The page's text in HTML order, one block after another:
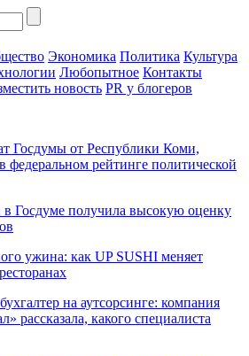
Экономика Политика Культура
Любопытное Контакты
новость PR у блогеров
Госдумы от Республики Коми,
федеральном рейтинге политической
Госдуме получила высокую оценку
ужина: как UP SUSHI меняет
на аутсорсинге: компания
рассказала, какого специалиста